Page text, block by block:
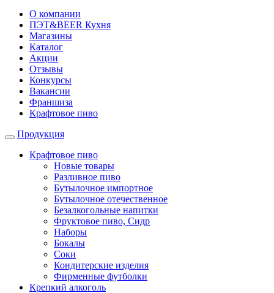
О компании
ПЭТ&BEER Кухня
Магазины
Каталог
Акции
Отзывы
Конкурсы
Вакансии
Франшиза
Крафтовое пиво
Продукция
Крафтовое пиво
Новые товары
Разливное пиво
Бутылочное импортное
Бутылочное отечественное
Безалкогольные напитки
Фруктовое пиво, Сидр
Наборы
Бокалы
Соки
Кондитерские изделия
Фирменные футболки
Крепкий алкоголь